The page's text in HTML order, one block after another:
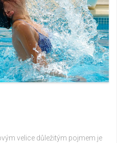
velice důležitým pojmem je